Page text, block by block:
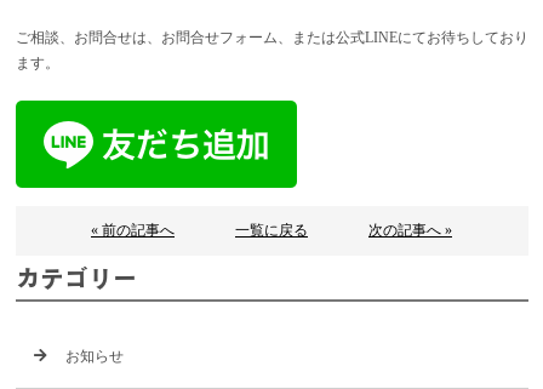
ご相談、お問合せは、お問合せフォーム、または公式LINEにてお待ちしており
ます。
« 前の記事へ 一覧に戻る 次の記事へ »
カテゴリー
お知らせ